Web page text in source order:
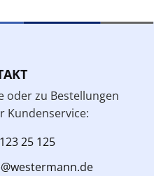
oder zu Bestellungen
Kundenservice:
25 125